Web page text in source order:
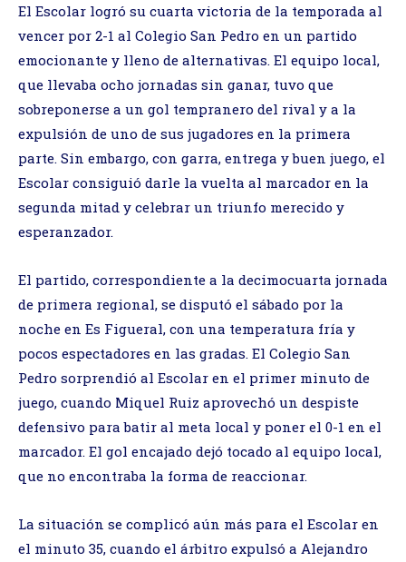
El Escolar logró su cuarta victoria de la temporada al
vencer por 2-1 al Colegio San Pedro en un partido
emocionante y lleno de alternativas. El equipo local,
que llevaba ocho jornadas sin ganar, tuvo que
sobreponerse a un gol tempranero del rival y a la
expulsión de uno de sus jugadores en la primera
parte. Sin embargo, con garra, entrega y buen juego, el
Escolar consiguió darle la vuelta al marcador en la
segunda mitad y celebrar un triunfo merecido y
esperanzador.
El partido, correspondiente a la decimocuarta jornada
de primera regional, se disputó el sábado por la
noche en Es Figueral, con una temperatura fría y
pocos espectadores en las gradas. El Colegio San
Pedro sorprendió al Escolar en el primer minuto de
juego, cuando Miquel Ruiz aprovechó un despiste
defensivo para batir al meta local y poner el 0-1 en el
marcador. El gol encajado dejó tocado al equipo local,
que no encontraba la forma de reaccionar.
La situación se complicó aún más para el Escolar en
el minuto 35, cuando el árbitro expulsó a Alejandro